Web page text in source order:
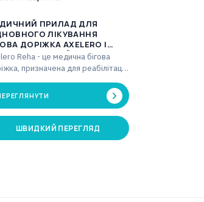
ПРИЛАД ДЛЯ
ЛІКУВАННЯ
ДОРІЖКА AXELERO I
РЕАБІЛІТАЦІЙНА
Reha - це медична бігова
призначена для реабілітації.
для…
ШВИДКИЙ ПЕРЕГЛЯД